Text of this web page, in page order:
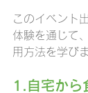
このイベント
体験を通じて
用方法を学び
1.自宅から